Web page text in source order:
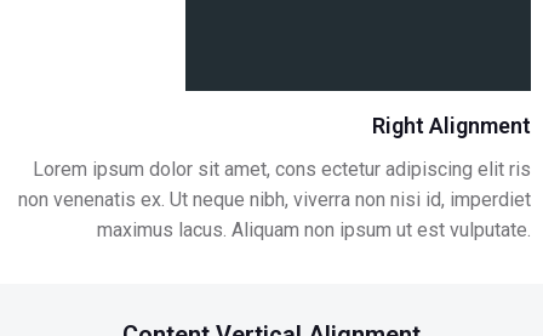
Right Alignment
Lorem ipsum dolor sit amet, cons ectetur adipiscing elit ris
non venenatis ex. Ut neque nibh, viverra non nisi id, imperdiet
maximus lacus. Aliquam non ipsum ut est vulputate.